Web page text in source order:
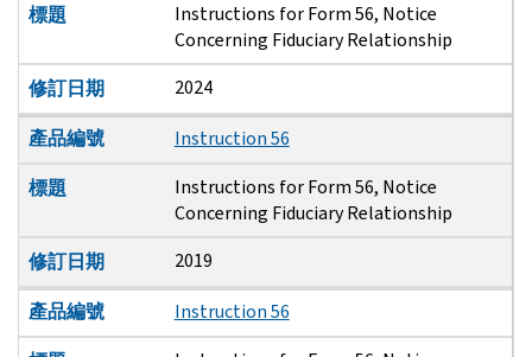
標題
Instructions for Form 56, Notice
Concerning Fiduciary Relationship
修訂日期
2024
產品編號
Instruction 56
標題
Instructions for Form 56, Notice
Concerning Fiduciary Relationship
修訂日期
2019
產品編號
Instruction 56